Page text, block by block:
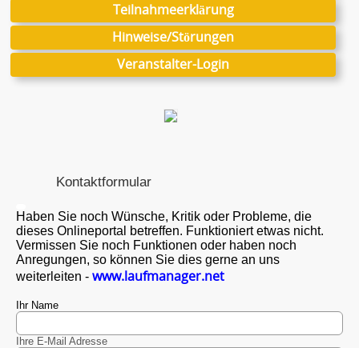
Teilnahmeerklärung
Hinweise/Störungen
Veranstalter-Login
Kontaktformular
Haben Sie noch Wünsche, Kritik oder Probleme, die
dieses Onlineportal betreffen. Funktioniert etwas nicht.
Vermissen Sie noch Funktionen oder haben noch
Anregungen, so können Sie dies gerne an uns
weiterleiten - www.laufmanager.net
Ihr Name
Ihre E-Mail Adresse